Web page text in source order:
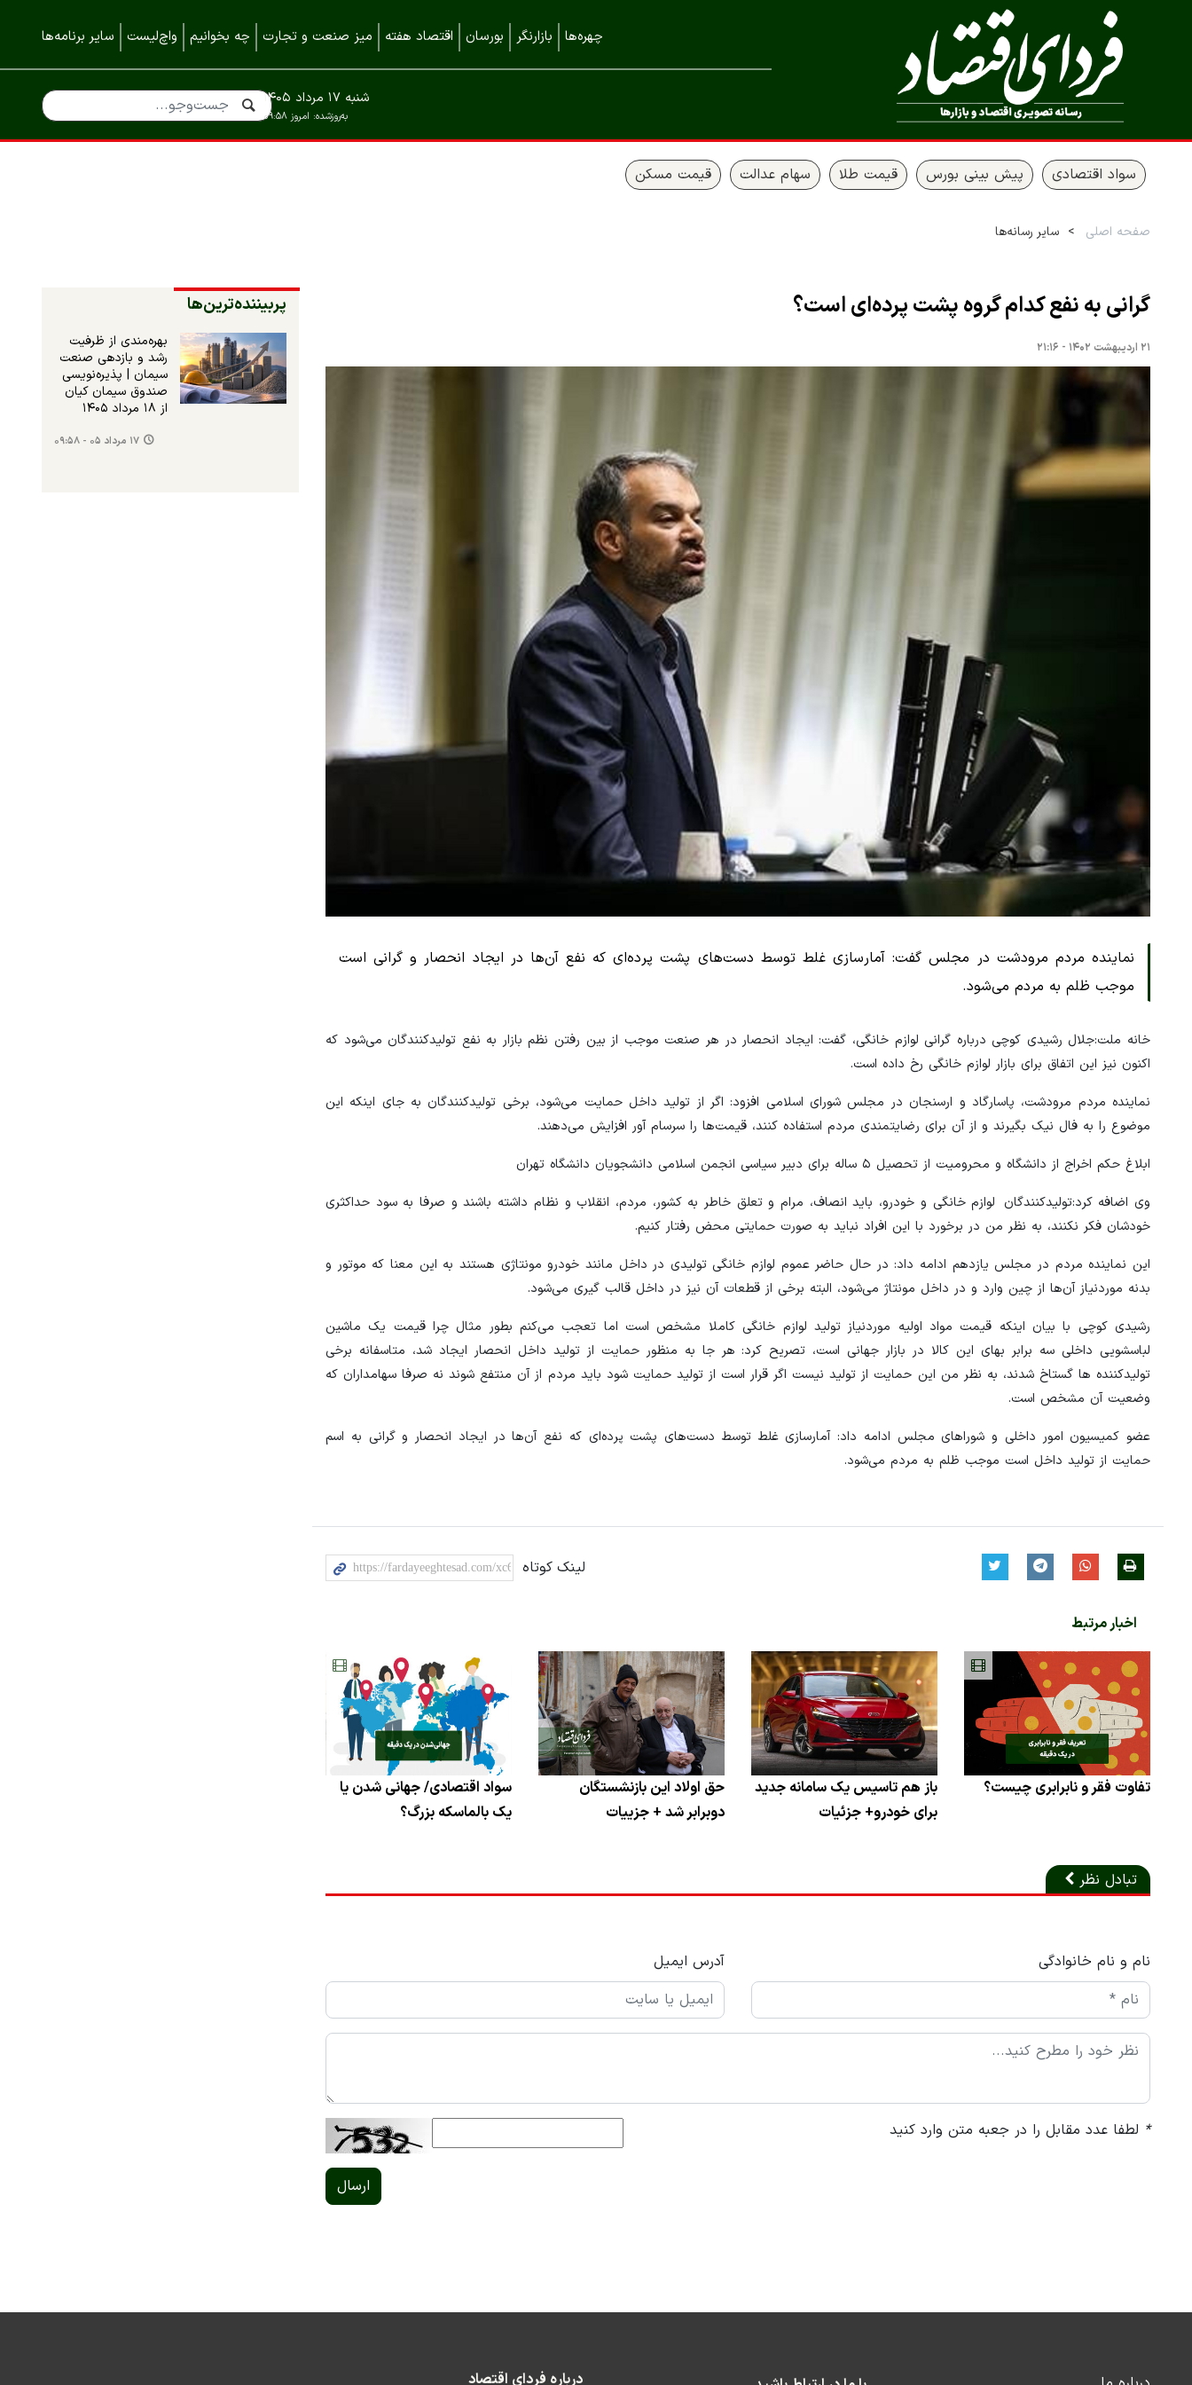
چهره‌ها بازارنگر بورسان اقتصاد هفته میز صنعت و تجارت چه بخوانیم واچ‌لیست سایر برنامه‌ها
به‌روزشده: امروز ۰۹:۵۸
شنبه ۱۷ مرداد ۱۴۰۵
سواد اقتصادی پیش بینی بورس قیمت طلا سهام عدالت قیمت مسکن
صفحه اصلی سایر رسانه‌ها
گرانی به نفع کدام گروه پشت پرده‌ای است؟
۲۱ اردیبهشت ۱۴۰۲ - ۲۱:۱۶
نماینده مردم مرودشت در مجلس گفت: آمارسازی غلط توسط دست‌های پشت پرده‌ای که نفع آن‌ها در ایجاد انحصار و گرانی است
موجب ظلم به مردم می‌شود.
خانه ملت:جلال رشیدی کوچی درباره گرانی لوازم خانگی، گفت: ایجاد انحصار در هر صنعت موجب از بین رفتن نظم بازار به نفع تولیدکنندگان می‌شود که
اکنون نیز این اتفاق برای بازار لوازم خانگی رخ داده است.
نماینده مردم مرودشت، پاسارگاد و ارسنجان در مجلس شورای اسلامی افزود: اگر از تولید داخل حمایت می‌شود، برخی تولیدکنندگان به جای اینکه این
موضوع را به فال نیک بگیرند و از آن برای رضایتمندی مردم استفاده کنند، قیمت‌ها را سرسام آور افزایش می‌دهند.
ابلاغ حکم اخراج از دانشگاه و محرومیت از تحصیل ۵ ساله برای دبیر سیاسی انجمن اسلامی دانشجویان دانشگاه تهران
وی اضافه کرد:تولیدکنندگان لوازم خانگی و خودرو، باید انصاف، مرام و تعلق خاطر به کشور، مردم، انقلاب و نظام داشته باشند و صرفا به سود حداکثری
خودشان فکر نکنند، به نظر من در برخورد با این افراد نباید به صورت حمایتی محض رفتار کنیم.
این نماینده مردم در مجلس یازدهم ادامه داد: در حال حاضر عموم لوازم خانگی تولیدی در داخل مانند خودرو مونتاژی هستند به این معنا که موتور و
بدنه موردنیاز آن‌ها از چین وارد و در داخل مونتاژ می‌شود، البته برخی از قطعات آن نیز در داخل قالب گیری می‌شود.
رشیدی کوچی با بیان اینکه قیمت مواد اولیه موردنیاز تولید لوازم خانگی کاملا مشخص است اما تعجب می‌کنم بطور مثال چرا قیمت یک ماشین
لباسشویی داخلی سه برابر بهای این کالا در بازار جهانی است، تصریح کرد: هر جا به منظور حمایت از تولید داخل انحصار ایجاد شد، متاسفانه برخی
تولیدکننده ها گستاخ شدند، به نظر من این حمایت از تولید نیست اگر قرار است از تولید حمایت شود باید مردم از آن منتفع شوند نه صرفا سهامداران که
وضعیت آن مشخص است.
عضو کمیسیون امور داخلی و شوراهای مجلس ادامه داد: آمارسازی غلط توسط دست‌های پشت پرده‌ای که نفع آن‌ها در ایجاد انحصار و گرانی به اسم
حمایت از تولید داخل است موجب ظلم به مردم می‌شود.
لینک کوتاه
اخبار مرتبط
تفاوت فقر و نابرابری چیست؟
باز هم تاسیس یک سامانه جدید
برای خودرو+ جزئیات
حق اولاد این بازنشستگان
دوبرابر شد + جزییات
سواد اقتصادی/ جهانی شدن یا
یک بالماسکه بزرگ؟
تبادل نظر
نام و نام خانوادگی آدرس ایمیل
* لطفا عدد مقابل را در جعبه متن وارد کنید
ارسال
پربیننده‌ترین‌ها
بهره‌مندی از ظرفیت
رشد و بازدهی صنعت
سیمان | پذیره‌نویسی
صندوق سیمان کیان
از ۱۸ مرداد ۱۴۰۵
۱۷ مرداد ۰۵ - ۰۹:۵۸
درباره فردای اقتصاد